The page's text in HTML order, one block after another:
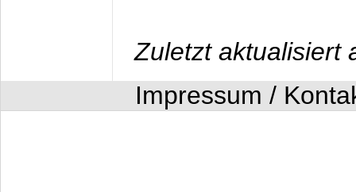
Zuletzt aktualisiert
Impressum /